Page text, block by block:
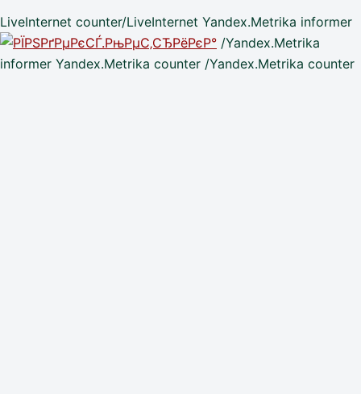
LiveInternet counter/LiveInternet Yandex.Metrika informer
/Yandex.Metrika
informer Yandex.Metrika counter /Yandex.Metrika counter